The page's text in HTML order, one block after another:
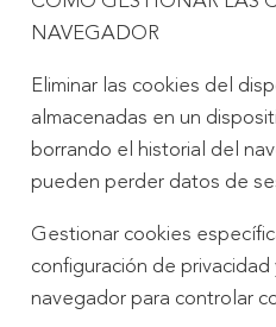
NAVEGADOR
Eliminar las cookies del
almacenadas en un
borrando el historial del
pueden perder datos de
Gestionar cookies
configuración de privacidad
navegador para controlar